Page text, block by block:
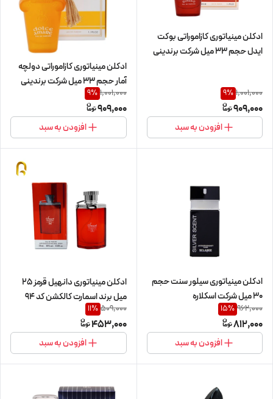
ادکلن مینیاتوری کازاموراتی بوکت
ایدل حجم 33 میل شرکت برندینی
1,001,000
9%
909,000
افزودن به سبد
ادکلن مینیاتوری کازاموراتی دولچه
آمار حجم 33 میل شرکت برندینی
1,001,000
9%
909,000
افزودن به سبد
ادکلن مینیاتوری سیلور سنت حجم
30 میل شرکت اسکلاره
962,000
15%
812,000
افزودن به سبد
ادکلن مینیاتوری دانهیل قرمز 25
میل برند اسمارت کالکشن کد 94
509,000
11%
453,000
افزودن به سبد